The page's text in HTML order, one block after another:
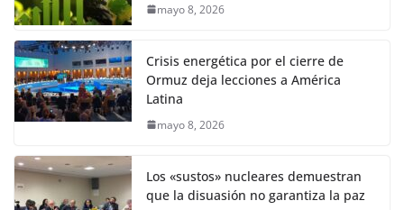
mayo 8, 2026
Crisis energética por el cierre de
Ormuz deja lecciones a América
Latina
mayo 8, 2026
Los «sustos» nucleares demuestran
que la disuasión no garantiza la paz